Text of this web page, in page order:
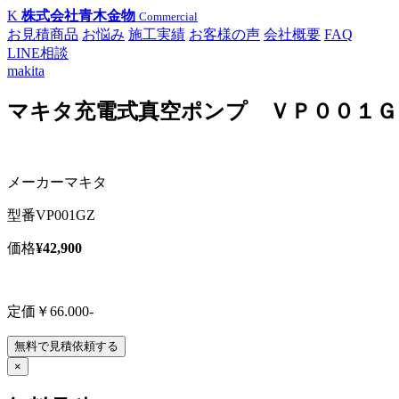
K 株式会社青木金物 Commercial
お見積商品 お悩み 施工実績 お客様の声 会社概要 FAQ
LINE相談
makita
マキタ充電式真空ポンプ ＶＰ００１
メーカーマキタ
型番VP001GZ
価格¥42,900
定価￥66.000-
無料で見積依頼する
×